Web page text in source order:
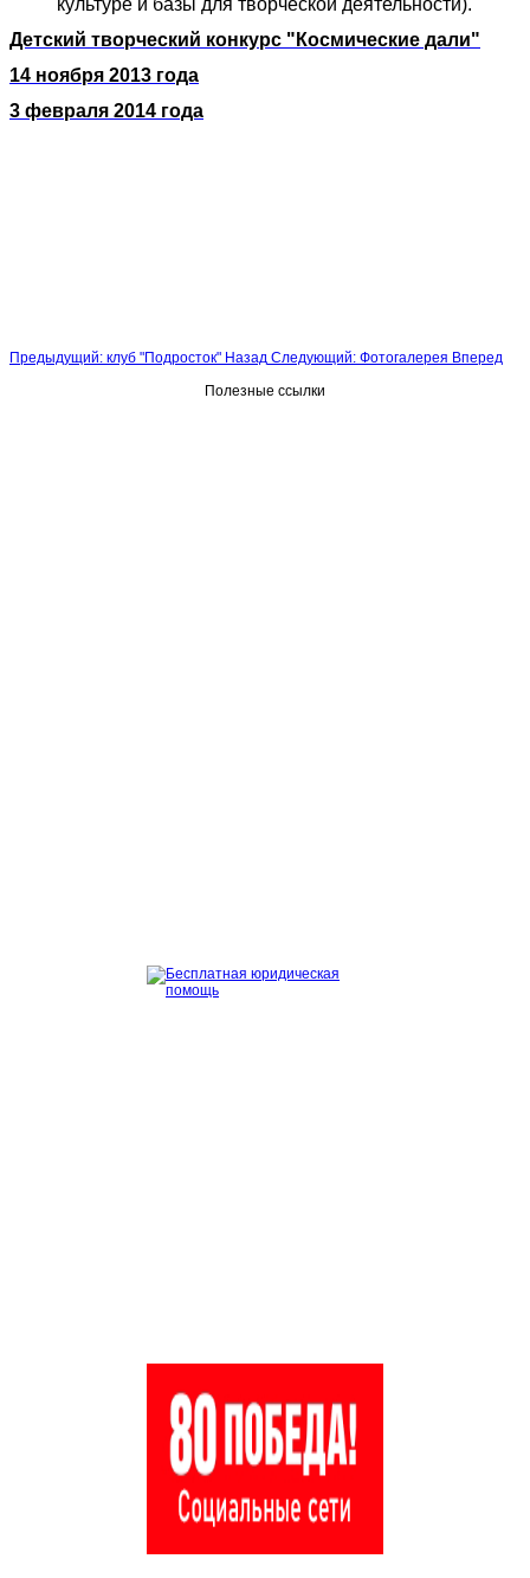
культуре и базы для творческой деятельности).
Детский творческий конкурс "Космические дали"
14 ноября 2013 года
3 февраля 2014 года
Предыдущий: клуб "Подросток" Назад Следующий: Фотогалерея Вперед
Полезные ссылки